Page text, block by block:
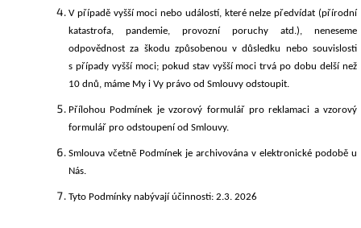
V případě vyšší moci nebo událostí, které nelze předvídat (přírodní
katastrofa, pandemie, provozní poruchy atd.), neneseme
odpovědnost za škodu způsobenou v důsledku nebo souvislosti
s případy vyšší moci; pokud stav vyšší moci trvá po dobu delší než
10 dnů, máme My i Vy právo od Smlouvy odstoupit.
Přílohou Podmínek je vzorový formulář pro reklamaci a vzorový
formulář pro odstoupení od Smlouvy.
Smlouva včetně Podmínek je archivována v elektronické podobě u
Nás.
Tyto Podmínky nabývají účinnosti: 2.3. 2026